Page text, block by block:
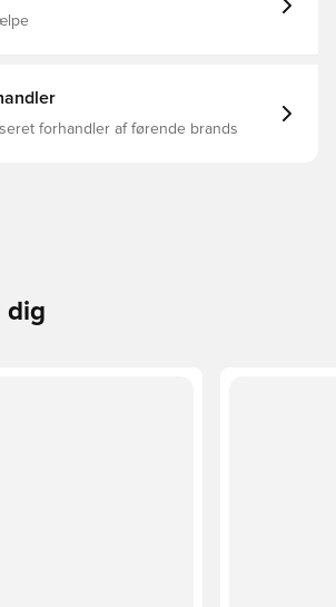
forhandler af førende brands
dig